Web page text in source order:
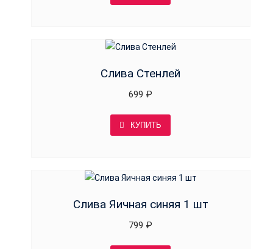
Слива Стенлей
699 ₽
КУПИТЬ
Слива Яичная синяя 1 шт
799 ₽